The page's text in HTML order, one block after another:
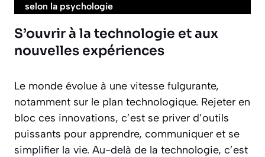
selon la psychologie
S’ouvrir à la technologie et aux
nouvelles expériences
Le monde évolue à une vitesse fulgurante,
notamment sur le plan technologique. Rejeter en
bloc ces innovations, c’est se priver d’outils
puissants pour apprendre, communiquer et se
simplifier la vie. Au-delà de la technologie, c’est